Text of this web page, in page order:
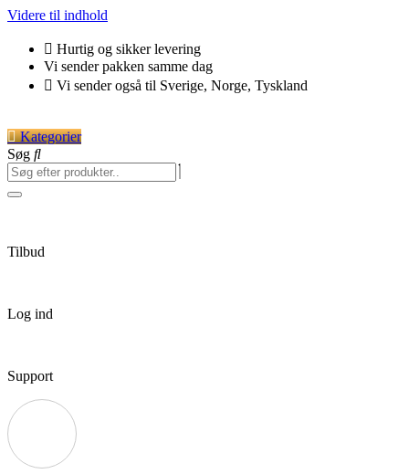
Videre til indhold
Hurtig og sikker levering
Vi sender pakken samme dag
Vi sender også til Sverige, Norge, Tyskland
Kategorier
Søg
Tilbud
Log ind
Support